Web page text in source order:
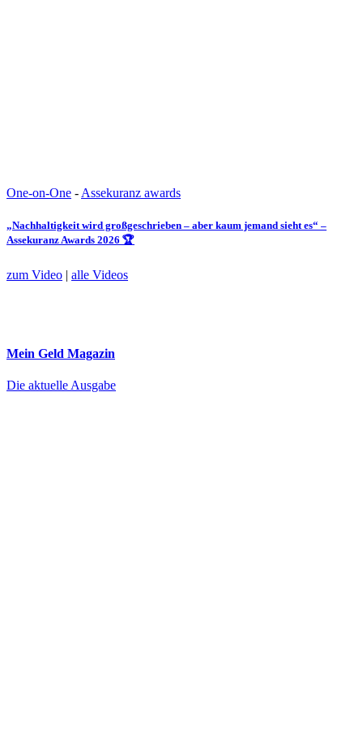
One-on-One -Assekuranz awards
„Nachhaltigkeit wird großgeschrieben – aber kaum jemand sieht es“ –
Assekuranz Awards 2026 🏆
zum Video | alle Videos
Mein Geld Magazin
Die aktuelle Ausgabe